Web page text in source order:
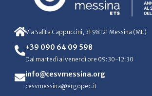
Via Salita Cappuccini, 31 98121 Messina (ME)
+39 090 64 09 598
Dal martedì al venerdì ore 09:30-12:30
info@cesvmessina.org
cesvmessina@ergopec.it